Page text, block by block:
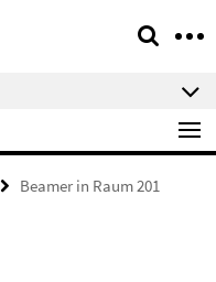
Beamer in Raum 201